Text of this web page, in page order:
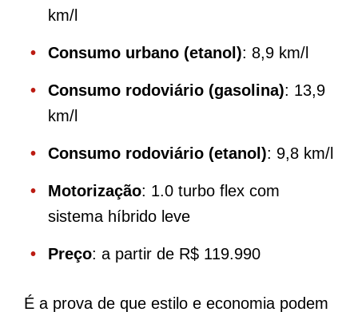
km/l
Consumo urbano (etanol): 8,9 km/l
Consumo rodoviário (gasolina): 13,9
km/l
Consumo rodoviário (etanol): 9,8 km/l
Motorização: 1.0 turbo flex com
sistema híbrido leve
Preço: a partir de R$ 119.990
É a prova de que estilo e economia podem